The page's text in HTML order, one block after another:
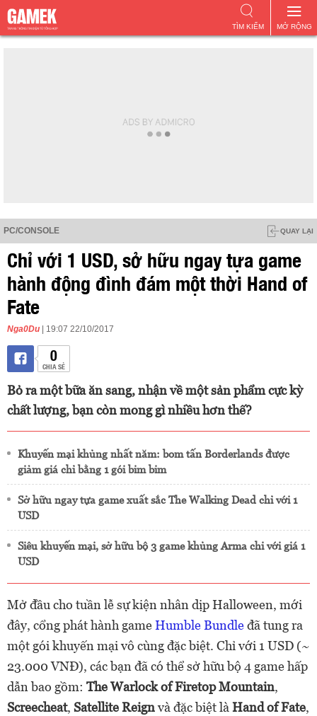
MỞ RỘNG
TÌM KIẾM
PC/CONSOLE QUAY LẠI
Chỉ với 1 USD, sở hữu ngay tựa game
hành động đình đám một thời Hand of
Fate
Nga0Du | 19:07 22/10/2017
0
CHIA SẺ
Bỏ ra một bữa ăn sang, nhận về một sản phẩm cực kỳ
chất lượng, bạn còn mong gì nhiều hơn thế?
Khuyến mại khủng nhất năm: bom tấn Borderlands được
giảm giá chỉ bằng 1 gói bim bim
Sở hữu ngay tựa game xuất sắc The Walking Dead chỉ với 1
USD
Siêu khuyến mại, sở hữu bộ 3 game khủng Arma chi với giá 1
USD
Mở đầu cho tuần lễ sự kiện nhân dịp Halloween, mới
đây, cổng phát hành gameHumble Bundleđã tung ra
một gói khuyến mại vô cùng đặc biệt. Chỉ với 1 USD (~
23.000 VNĐ), các bạn đã có thể sở hữu bộ 4 game hấp
dẫn bao gồm: The Warlock of Firetop Mountain,
Screecheat, Satellite Reignvà đặc biệt là Hand of Fate,